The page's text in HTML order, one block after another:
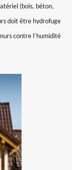
(bois, béton,
doit être hydrofuge
contre l’humidité